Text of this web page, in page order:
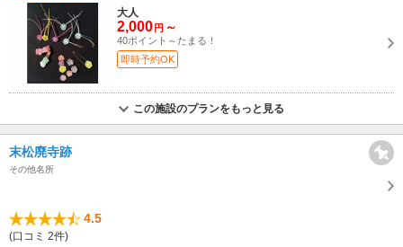
大人
2,000 円 ～
40ポイント～たまる！
即時予約OK
この施設のプランをもっと見る
末松廃寺跡
その他名所
4.5
(口コミ 2件)